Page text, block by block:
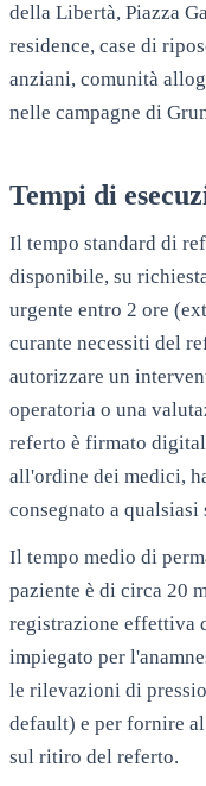
della Libertà, Piazza
residence, case di
anziani, comunità
nelle campagne di
Tempi di
Il tempo standard di
disponibile, su
urgente entro 2 ore
curante necessiti del
autorizzare un
operatoria o una
referto è firmato
all'ordine dei medici,
consegnato a
Il tempo medio di
paziente è di circa 20
registrazione effettiva
impiegato per
le rilevazioni di
default) e per fornire
sul ritiro del referto.